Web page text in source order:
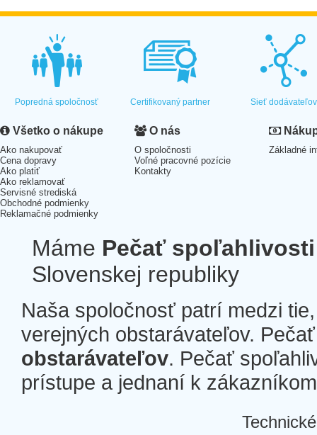
Popredná spoločnosť Certifikovaný partner Sieť dodávateľov
Všetko o nákupe
Ako nakupovať
Cena dopravy
Ako platiť
Ako reklamovať
Servisné strediská
Obchodné podmienky
Reklamačné podmienky
O nás
O spoločnosti
Voľné pracovné pozície
Kontakty
Základné
Máme Pečať spoľahlivosti
Slovenskej republiky
Naša spoločnosť patrí medzi
verejných obstarávateľov.
obstarávateľov. Pečať
prístupe a jednaní k